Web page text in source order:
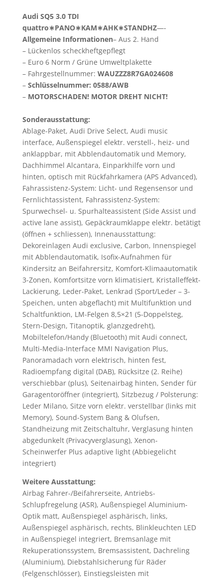
Audi SQ5 3.0 TDI
quattro∗PANO∗KAM∗AHK∗STANDHZ—-
Allgemeine Informationen– Aus 2. Hand
– Lückenlos scheckheftgepflegt
– Euro 6 Norm / Grüne Umweltplakette
– Fahrgestellnummer: WAUZZZ8R7GA024608
– Schlüsselnummer: 0588/AWB
– MOTORSCHADEN! MOTOR DREHT NICHT!
Sonderausstattung:
Ablage-Paket, Audi Drive Select, Audi music
interface, Außenspiegel elektr. verstell-, heiz- und
anklappbar, mit Abblendautomatik und Memory,
Dachhimmel Alcantara, Einparkhilfe vorn und
hinten, optisch mit Rückfahrkamera (APS Advanced),
Fahrassistenz-System: Licht- und Regensensor und
Fernlichtassistent, Fahrassistenz-System:
Spurwechsel- u. Spurhalteassistent (Side Assist und
active lane assist), Gepäckraumklappe elektr. betätigt
(öffnen + schliessen), Innenausstattung:
Dekoreinlagen Audi exclusive, Carbon, Innenspiegel
mit Abblendautomatik, Isofix-Aufnahmen für
Kindersitz an Beifahrersitz, Komfort-Klimaautomatik
3-Zonen, Komfortsitze vorn klimatisiert, Kristalleffekt-
Lackierung, Leder-Paket, Lenkrad (Sport/Leder – 3-
Speichen, unten abgeflacht) mit Multifunktion und
Schaltfunktion, LM-Felgen 8,5×21 (5-Doppelsteg,
Stern-Design, Titanoptik, glanzgedreht),
Mobiltelefon/Handy (Bluetooth) mit Audi connect,
Multi-Media-Interface MMI Navigation Plus,
Panoramadach vorn elektrisch, hinten fest,
Radioempfang digital (DAB), Rücksitze (2. Reihe)
verschiebbar (plus), Seitenairbag hinten, Sender für
Garagentoröffner (integriert), Sitzbezug / Polsterung:
Leder Milano, Sitze vorn elektr. verstellbar (links mit
Memory), Sound-System Bang & Olufsen,
Standheizung mit Zeitschaltuhr, Verglasung hinten
abgedunkelt (Privacyverglasung), Xenon-
Scheinwerfer Plus adaptive light (Abbiegelicht
integriert)
Weitere Ausstattung:
Airbag Fahrer-/Beifahrerseite, Antriebs-
Schlupfregelung (ASR), Außenspiegel Aluminium-
Optik matt, Außenspiegel asphärisch, links,
Außenspiegel asphärisch, rechts, Blinkleuchten LED
in Außenspiegel integriert, Bremsanlage mit
Rekuperationssystem, Bremsassistent, Dachreling
(Aluminium), Diebstahlsicherung für Räder
(Felgenschlösser), Einstiegsleisten mit